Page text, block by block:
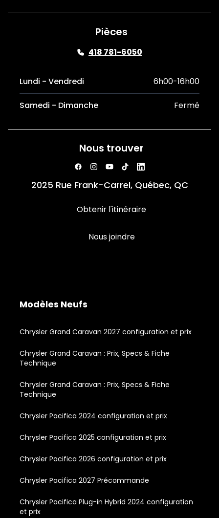
Pièces
418 781-6050
Lundi - Vendredi 6h00-16h00
Samedi - Dimanche Fermé
Nous trouver
2025 Rue Frank-Carrel, Québec, QC
Obtenir l'itinéraire
Nous joindre
Modèles Neufs
Chrysler Grand Caravan 2027 configuration et prix
Chrysler Grand Caravan : Prix, Specs & Fiche
Technique
Chrysler Grand Caravan : Prix, Specs & Fiche
Technique
Chrysler Pacifica 2024 configuration et prix
Chrysler Pacifica 2025 configuration et prix
Chrysler Pacifica 2026 configuration et prix
Chrysler Pacifica 2027 Précommande
Chrysler Pacifica Plug-in Hybrid 2024 configuration
et prix